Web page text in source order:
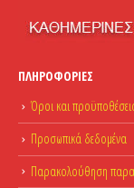
ΠΛΗΡΟΦΟΡΊΕΣ
Όροι και
Προσωπικά δεδομένα
Παρακολούθηση